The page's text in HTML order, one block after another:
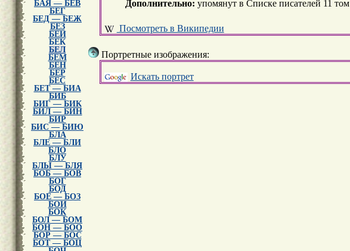
БАЯ — БЕВ
БЕГ
БЕД — БЕЖ
БЕЗ
БЕИ
БЕК
БЕЛ
БЕМ
БЕН
БЕР
БЕС
БЕТ — БИА
БИБ
БИГ — БИК
БИЛ — БИН
БИР
БИС — БИЮ
БЛА
БЛЕ — БЛИ
БЛО
БЛУ
БЛЫ — БЛЯ
БОБ — БОВ
БОГ
БОД
БОЕ — БОЗ
БОИ
БОК
БОЛ — БОМ
БОН — БОО
БОР — БОС
БОТ — БОЦ
Дополнительно: упомянут в Списке писателей 11 том
Посмотреть в Википедии
Портретные изображения:
Искать портрет